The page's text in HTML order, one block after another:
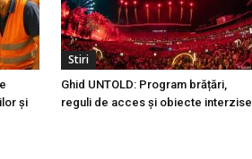
și
Stiri
Ghid UNTOLD: Program brățări,
reguli de acces și obiecte interzise